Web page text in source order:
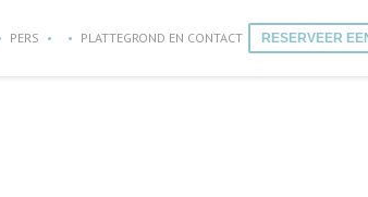
PERS
((OPENT IN EEN NIEUW VENSTER))
PLATTEGROND EN CONTACT RESERVEER